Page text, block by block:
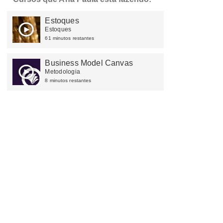
Estoques
Estoques
61 minutos restantes
Business Model Canvas
Metodologia
8 minutos restantes